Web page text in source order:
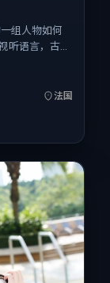
组人物如何
听语言，古天
公映，片长
法国